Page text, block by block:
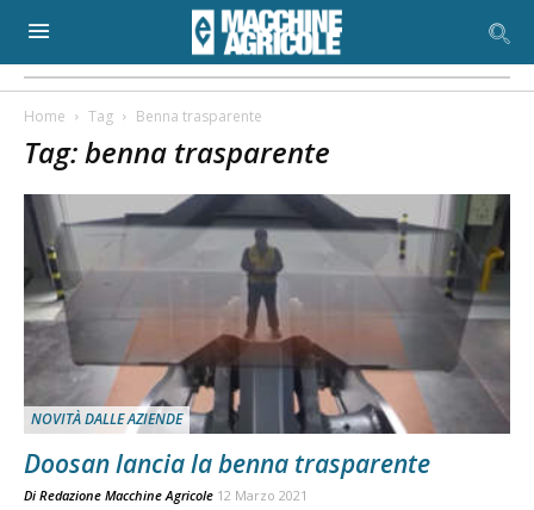
Home Tag Benna trasparente
Tag: benna trasparente
NOVITÀ DALLE AZIENDE
Doosan lancia la benna trasparente
Di Redazione Macchine Agricole 12 Marzo 2021